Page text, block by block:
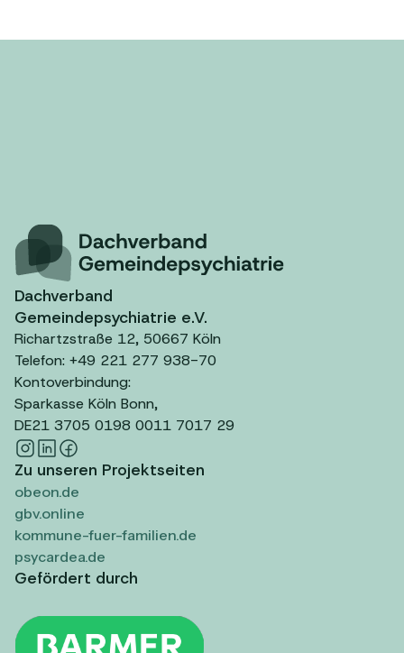
Dachverband
Gemeindepsychiatrie e.V.
Richartzstraße 12, 50667 Köln
Telefon: +49 221 277 938-70
Kontoverbindung:
Sparkasse Köln Bonn,
DE21 3705 0198 0011 7017 29
Zu unseren Projektseiten
obeon.de
gbv.online
kommune-fuer-familien.de
psycardea.de
Gefördert durch